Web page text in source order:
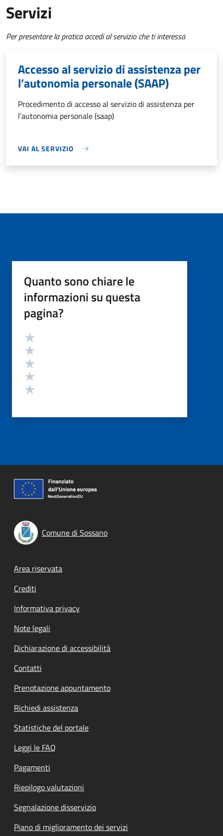
Servizi
Per presentare la pratica accedi al servizio che ti interessa
Accesso al servizio di assistenza per
l’autonomia personale (SAAP)
Procedimento di accesso al servizio di assistenza per
l’autonomia personale (saap)
VAI AL SERVIZIO
Quanto sono chiare le
informazioni su questa
pagina?
Valutazione
Comune di Sossano
Footer menu
Area riservata
Crediti
Informativa privacy
Note legali
Dichiarazione di accessibilità
Contatti
Prenotazione appuntamento
Richiedi assistenza
Statistiche del portale
Leggi le FAQ
Pagamenti
Riepilogo valutazioni
Segnalazione disservizio
Piano di miglioramento dei servizi